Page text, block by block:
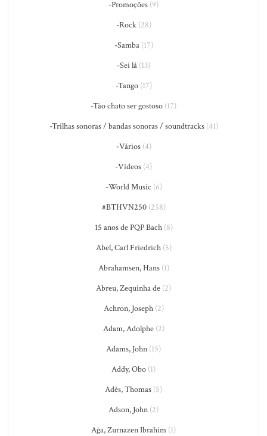
-Promoções (9)
-Rock(28)
-Samba(17)
-Sei lá (13)
-Tango(17)
-Tão chato ser gostoso (17)
-Trilhas sonoras / bandas sonoras / soundtracks(41)
-Vários(4)
-Vídeos (4)
-World Music (6)
#BTHVN250(258)
15 anos de PQP Bach(8)
Abel, Carl Friedrich(5)
Abrahamsen, Hans(1)
Abreu, Zequinha de (2)
Achron, Joseph(2)
Adam, Adolphe(2)
Adams, John (15)
Addy, Obo (1)
Adès, Thomas (5)
Adson, John (2)
Ağa, Zurnazen Ibrahim (1)